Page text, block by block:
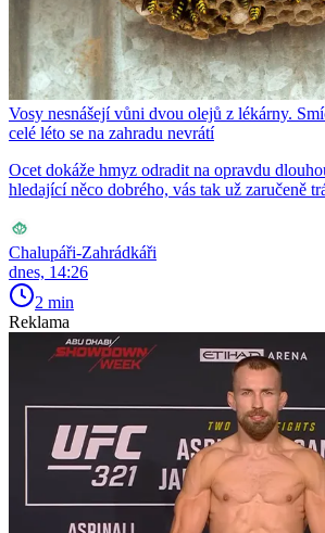
Vosy nesnášejí vůni dvou olejů z lékárny.
celé léto se na zahradu nevrátí
Ocet dokáže hmyz odradit na opravdu
hledající něco dobrého, vás tak už zaručeně
Chalupáři-Zahrádkáři
dnes, 14:26
2 min
Reklama